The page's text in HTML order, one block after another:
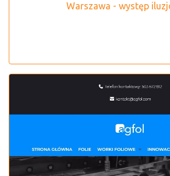
Warszawa - występ